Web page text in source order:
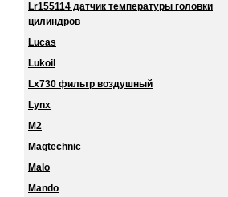
Lr155114 датчик температуры головки
цилиндров
Lucas
Lukoil
Lx730 фильтр воздушный
Lynx
M2
Magtechnic
Malo
Mando